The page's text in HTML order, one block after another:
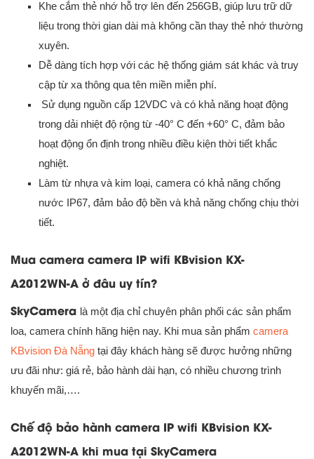
Khe cắm thẻ nhớ hỗ trợ lên đến 256GB, giúp lưu trữ dữ
liệu trong thời gian dài mà không cần thay thẻ nhớ thường
xuyên.
Dễ dàng tích hợp với các hệ thống giám sát khác và truy
cập từ xa thông qua tên miền miễn phí.
Sử dụng nguồn cấp 12VDC và có khả năng hoạt động
trong dải nhiệt độ rộng từ -40° C đến +60° C, đảm bảo
hoạt động ổn định trong nhiều điều kiện thời tiết khắc
nghiệt.
Làm từ nhựa và kim loại, camera có khả năng chống
nước IP67, đảm bảo độ bền và khả năng chống chịu thời
tiết.
Mua camera camera IP wifi KBvision KX-
A2012WN-A ở đâu uy tín?
SkyCamera là một địa chỉ chuyên phân phối các sản phẩm
loa, camera chính hãng hiện nay. Khi mua sản phẩm camera
KBvision Đà Nẵng tại đây khách hàng sẽ được hưởng những
ưu đãi như: giá rẻ, bảo hành dài hạn, có nhiều chương trình
khuyến mãi,….
Chế độ bảo hành camera IP wifi KBvision KX-
A2012WN-A khi mua tại SkyCamera